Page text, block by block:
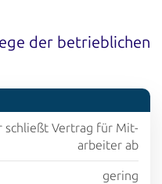
der betrieblichen
schließt Vertrag für Mit­
arbeiter ab
gering